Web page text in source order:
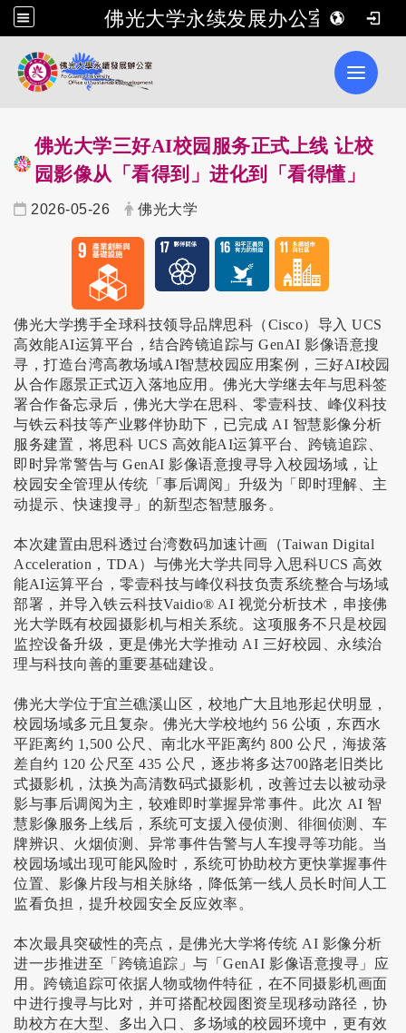
佛光大学永续发展办公室
Toggle
佛光大学三好AI校园服务正式上线 让校
园影像从「看得到」进化到「看得懂」
2026-05-26 佛光大学
佛光大学携手全球科技领导品牌思科（Cisco）导入 UCS
高效能AI运算平台，结合跨镜追踪与 GenAI 影像语意搜
寻，打造台湾高教场域AI智慧校园应用案例，三好AI校园
从合作愿景正式迈入落地应用。佛光大学继去年与思科签
署合作备忘录后，佛光大学在思科、零壹科技、峰仪科技
与铁云科技等产业夥伴协助下，已完成 AI 智慧影像分析
服务建置，将思科 UCS 高效能AI运算平台、跨镜追踪、
即时异常警告与 GenAI 影像语意搜寻导入校园场域，让
校园安全管理从传统「事后调阅」升级为「即时理解、主
动提示、快速搜寻」的新型态智慧服务。
本次建置由思科透过台湾数码加速计画（Taiwan Digital
Acceleration ， TDA ）与佛光大学共同导入思科UCS 高效
能AI运算平台，零壹科技与峰仪科技负责系统整合与场域
部署，并导入铁云科技Vaidio® AI 视觉分析技术，串接佛
光大学既有校园摄影机与相关系统。这项服务不只是校园
监控设备升级，更是佛光大学推动 AI 三好校园、永续治
理与科技向善的重要基础建设。
佛光大学位于宜兰礁溪山区，校地广大且地形起伏明显，
校园场域多元且复杂。佛光大学校地约 56 公顷，东西水
平距离约 1,500 公尺、南北水平距离约 800 公尺，海拔落
差自约 120 公尺至 435 公尺，逐步将多达700路老旧类比
式摄影机，汰换为高清数码式摄影机，改善过去以被动录
影与事后调阅为主，较难即时掌握异常事件。此次 AI 智
慧影像服务上线后，系统可支援入侵侦测、徘徊侦测、车
牌辨识、火烟侦测、异常事件告警与人车搜寻等功能。当
校园场域出现可能风险时，系统可协助校方更快掌握事件
位置、影像片段与相关脉络，降低第一线人员长时间人工
监看负担，提升校园安全反应效率。
本次最具突破性的亮点，是佛光大学将传统 AI 影像分析
进一步推进至「跨镜追踪」与「 GenAI 影像语意搜寻」应
用。跨镜追踪可依据人物或物件特征，在不同摄影机画面
中进行搜寻与比对，并可搭配校园图资呈现移动路径，协
助校方在大型、多出入口、多场域的校园环境中，更有效